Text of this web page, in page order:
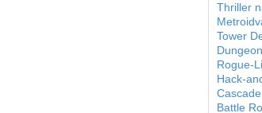
Thriller
Tower
Rogue-
Hack-
Cascade
Battle